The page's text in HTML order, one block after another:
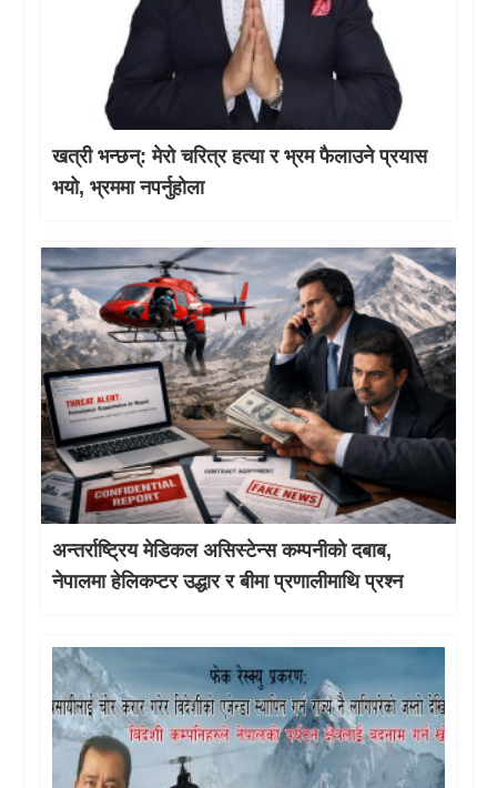
खत्री भन्छन्: मेरो चरित्र हत्या र भ्रम फैलाउने प्रयास
भयो, भ्रममा नपर्नुहोला
अन्तर्राष्ट्रिय मेडिकल असिस्टेन्स कम्पनीको दबाब,
नेपालमा हेलिकप्टर उद्धार र बीमा प्रणालीमाथि प्रश्न